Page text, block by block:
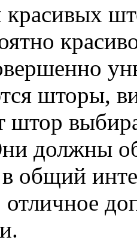
шторы,
штор
должны
общий